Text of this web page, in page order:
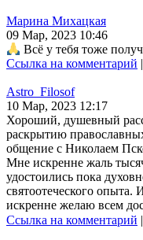
Марина Михацкая
09 Мар, 2023 10:46
Всё у тебя тоже
Ссылка на комментарий |
Astro_Filosof
10 Мар, 2023 12:17
Хороший, душевный
раскрытию
общение с Николаем
Мне искренне жаль
удостоились пока
святоотеческого опыта.
искренне желаю всем
Ссылка на комментарий |